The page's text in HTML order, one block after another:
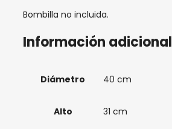
Bombilla no incluida.
Información adicional
Diámetro 40 cm
Alto 31 cm